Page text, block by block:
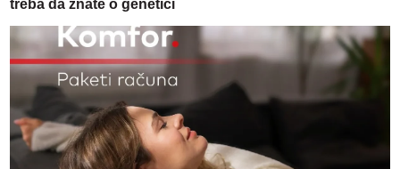
treba da znate o genetici